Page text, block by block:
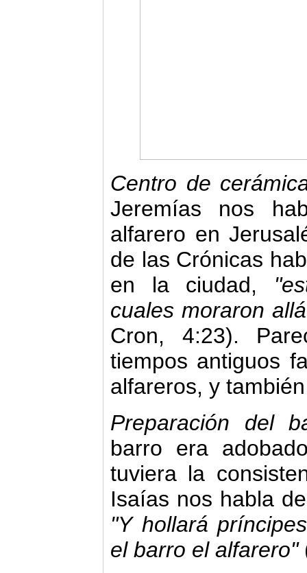
Centro de
Jeremías nos
alfarero en
de las Crónicas
en la ciudad,
cuales moraron
Cron, 4:23).
tiempos antiguos
alfareros, y
Preparación del
barro era
tuviera la
Isaías nos habla
"Y hollará
el barro el alfarero"